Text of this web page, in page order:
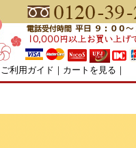
ご利用ガイド ｜ カートを見る ｜